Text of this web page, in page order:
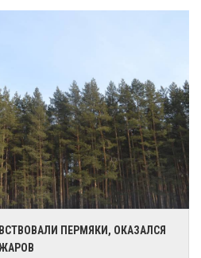
ПЕРМЯКИ, ОКАЗАЛСЯ